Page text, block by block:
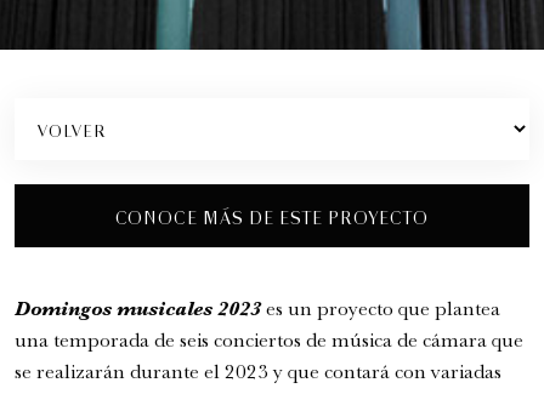
Romeo y Julieta | 2026
6:00 pm
CONOCE MÁS DE ESTE PROYECTO
Domingos musicales 2023es un proyecto que plantea
una temporada de seis conciertos de música de cámara que
se realizarán durante el 2023 y que contará con variadas